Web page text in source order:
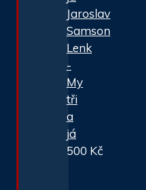
Jaroslav
Samson
Lenk
-
My
tři
a
já
500 Kč